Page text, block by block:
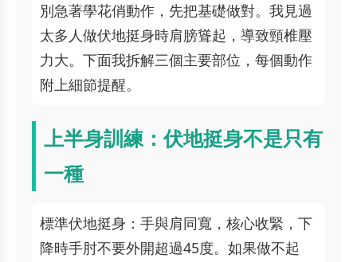
別急著學花俏動作，先把基礎做對。我見過
太多人做伏地挺身時肩膀聳起，導致頸椎壓
力大。下面我拆解三個主要部位，每個動作
附上細節提醒。
上半身訓練：伏地挺身不是只有
一種
標準伏地挺身：手與肩同寬，核心收緊，下
降時手肘不要外開超過45度。如果做不起